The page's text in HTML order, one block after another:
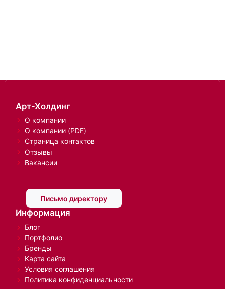
Арт-Холдинг
О компании
О компании (PDF)
Страница контактов
Отзывы
Вакансии
Письмо директору
Информация
Блог
Портфолио
Бренды
Карта сайта
Условия соглашения
Политика конфиденциальности